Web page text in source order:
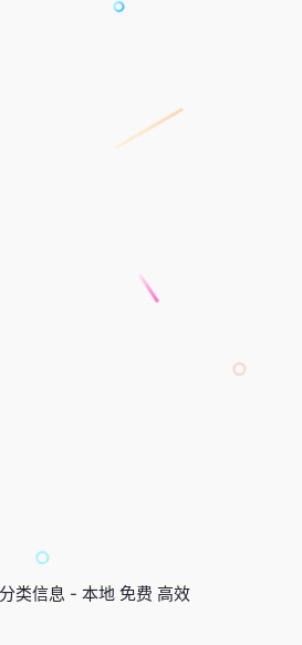
类信息 - 本地 免费 高效